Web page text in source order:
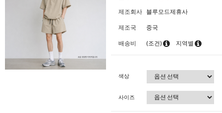
제조회사 블루모드제휴사
제조국 중국
배송비 (조건) 지역별
색상
사이즈